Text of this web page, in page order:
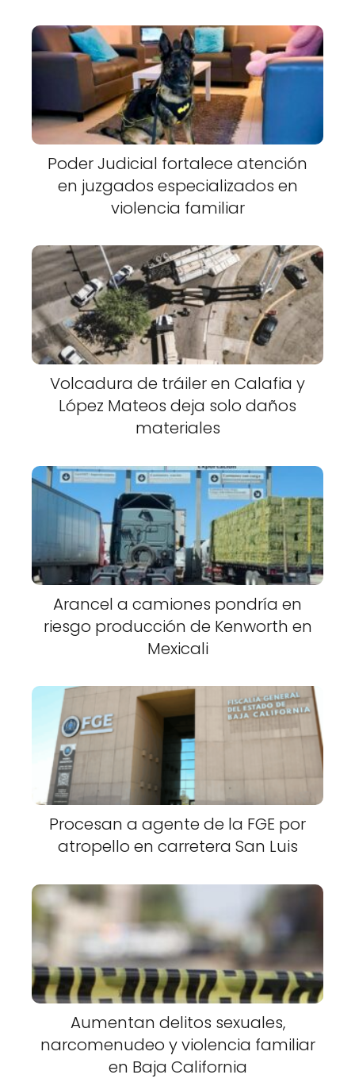
Poder Judicial fortalece atención
en juzgados especializados en
violencia familiar
Volcadura de tráiler en Calafia y
López Mateos deja solo daños
materiales
Arancel a camiones pondría en
riesgo producción de Kenworth en
Mexicali
Procesan a agente de la FGE por
atropello en carretera San Luis
Aumentan delitos sexuales,
narcomenudeo y violencia familiar
en Baja California